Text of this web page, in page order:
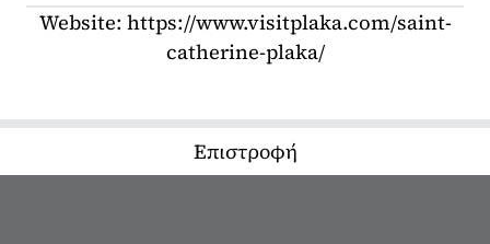
Website: https://www.visitplaka.com/saint-
catherine-plaka/
Επιστροφή